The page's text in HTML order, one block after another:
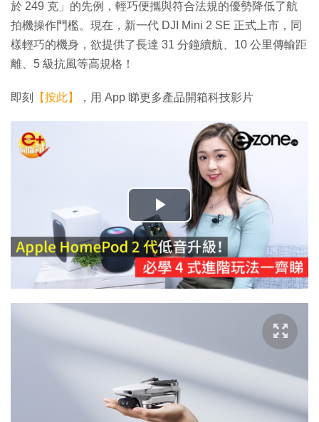
於 249 克」的先例，輕巧便攜與符合法規的優勢降低了航
拍機操作門檻。現在，新一代 DJI Mini 2 SE 正式上市，同
樣輕巧的機身，欲提供了長達 31 分鐘續航、10 公里傳輸距
離、5 級抗風等高規格！
即刻 【按此】 ，用 App 睇更多產品開箱科技影片
播
放
影